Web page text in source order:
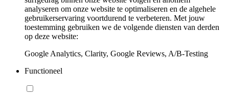
analyseren om onze website te optimaliseren en de algehele
gebruikerservaring voortdurend te verbeteren. Met jouw
toestemming gebruiken we de volgende diensten van derden
op deze website:
Google Analytics, Clarity, Google Reviews, A/B-Testing
Functioneel